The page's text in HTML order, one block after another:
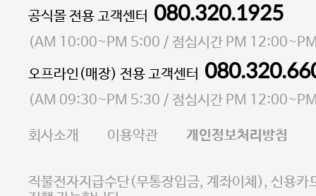
대표 이성현,박영환| 개인정보관리책임자 김상현
소재지 서울특별시 마포구 마포대로4다길 41 마포
통신판매업 신고번호 2023-서울마포-3931호
사업자등록번호 105-81-58242
E-MAIL goodpeople@gpin.co.kr
사업자정보확인
이니시스 에스크로 서비
공식몰 전용 고객센터 080.320.1925
(AM 10:00~PM 5:00 / 점심시간 PM
오프라인(매장) 전용 고객센터
(AM 09:30~PM 5:30 / 점심시간 PM
회사소개 이용약관 개인정보처리방침
직불전자지급수단(무통장입금, 계좌이체), 신용카